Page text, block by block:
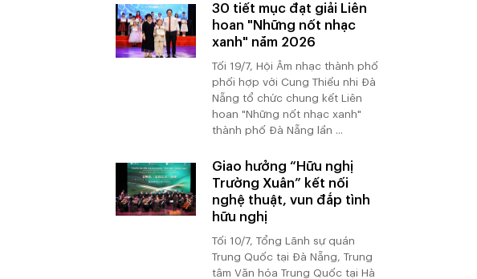
30 tiết mục đạt giải Liên
hoan "Những nốt nhạc
xanh" năm 2026
Tối 19/7, Hội Âm nhạc thành phố
phối hợp với Cung Thiếu nhi Đà
Nẵng tổ chức chung kết Liên
hoan "Những nốt nhạc xanh"
thành phố Đà Nẵng lần ...
Giao hưởng “Hữu nghị
Trường Xuân” kết nối
nghệ thuật, vun đắp tình
hữu nghị
Tối 10/7, Tổng Lãnh sự quán
Trung Quốc tại Đà Nẵng, Trung
tâm Văn hóa Trung Quốc tại Hà